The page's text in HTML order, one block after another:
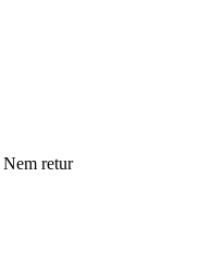
Nem retur